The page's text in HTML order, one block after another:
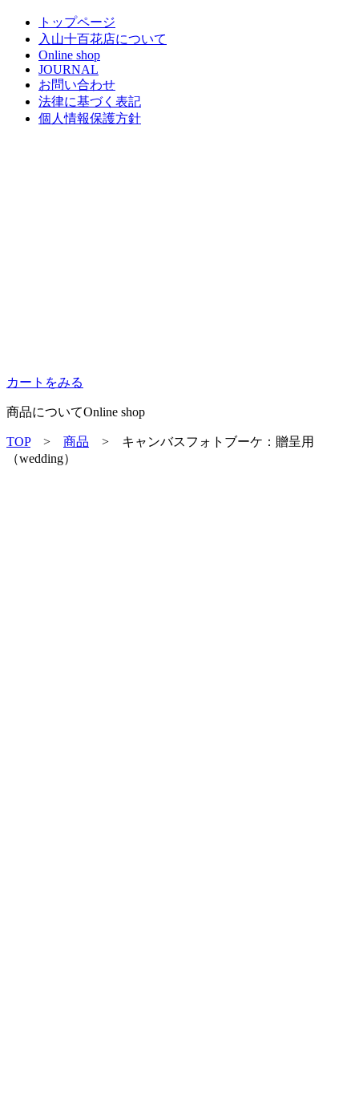
トップページ
入山十百花店について
Online shop
JOURNAL
お問い合わせ
法律に基づく表記
個人情報保護方針
カートをみる
商品についてOnline shop
TOP> 商品 > キャンバスフォトブーケ：贈呈用
（wedding）